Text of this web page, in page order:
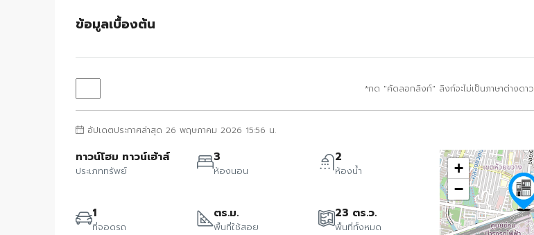
ข้อมูลเบื้องต้น
*กด "คัดลอกลิงก์" ลิงก์จะไม่เป็นภาษาต่างดาว
อัปเดตประกาศล่าสุด 26 พฤษภาคม 2026 15:56 น.
ทาวน์โฮม ทาวน์เฮ้าส์
ประเภททรัพย์
3
ห้องนอน
2
ห้องน้ำ
1
ที่จอดรถ
ตร.ม.
พื้นที่ใช้สอย
23 ตร.ว.
พื้นที่ทั้งหมด
+
−